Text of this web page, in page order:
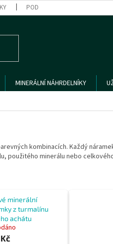
PODMÍNKY OCHRANY
MINERÁLNÍ NÁHRDELNÍKY
kombinacích. Každý
použitého minerálu nebo
minerální
z turmalínu
achátu